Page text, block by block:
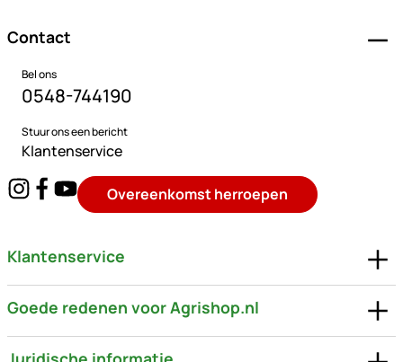
Contact
Bel ons
0548-744190
Stuur ons een bericht
Klantenservice
Overeenkomst herroepen
Klantenservice
Goede redenen voor Agrishop.nl